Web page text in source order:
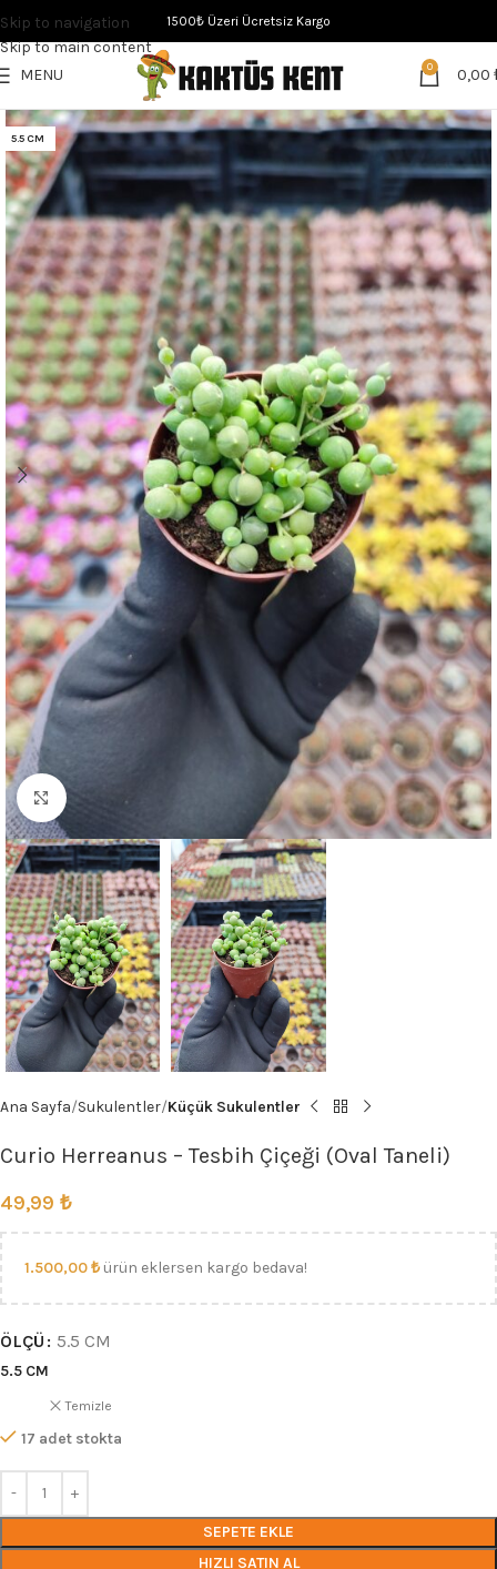
Skip to navigation
Skip to main content
1500₺ Üzeri Ücretsiz Kargo
MENU 0 0,00
5.5 CM
Click to enlarge
Ana Sayfa Sukulentler Küçük Sukulentler
Curio Herreanus – Tesbih Çiçeği (Oval Taneli)
49,99 ₺
1.500,00₺ ürün eklersen kargo bedava!
ÖLÇÜ 5.5 CM
5.5 CM
Temizle
17 adet stokta
SEPETE EKLE
HIZLI SATIN AL